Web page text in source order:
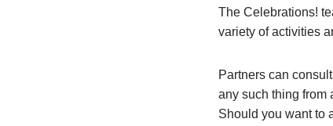
The Celebrations!
variety of activities
Partners can
any such thing from
Should you want to